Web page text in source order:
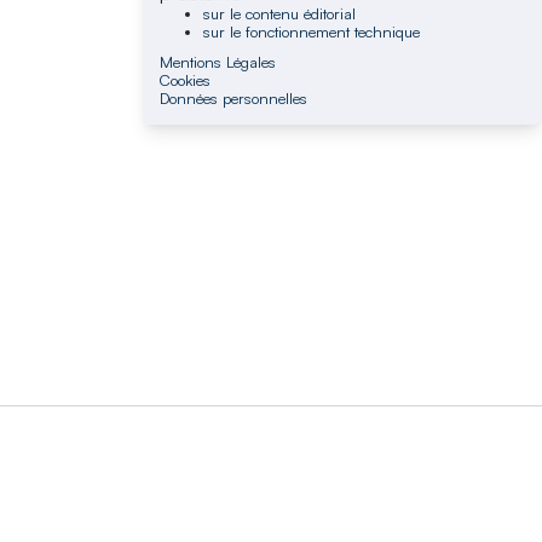
sur le contenu éditorial
sur le fonctionnement technique
Mentions Légales
Cookies
Données personnelles